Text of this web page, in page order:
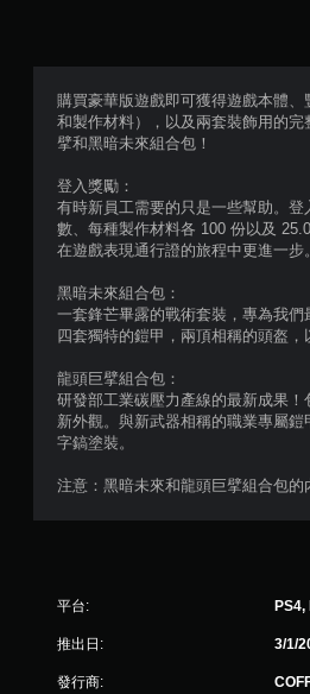
購買豪華版遊戲即可獲得遊戲本體
和製作材料），以及兩套裝飾用的完
擘和黑暗未來組合包！
登入獎勵：
有時新員工需要的只是一些幫助。
數、每種製作材料各 100 份以及
在遊戲表現通行證的旅程中更進一步。
黑暗未來組合包：
一套鋒芒畢露的戰術套裝，專為我們
四套獨特的鎧甲，兩頂相稱的頭盔，
龍頭巨擘組合包：
研發部工業碳壓力產線的最新成果
新外觀。與新武器相稱的職業專屬
字鎬塗裝。
注意：黑暗未來和龍頭巨擘組合包的
平台: PS4,
推出日: 3/1/
發行商: